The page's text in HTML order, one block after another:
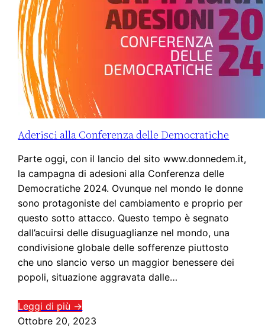
Aderisci alla Conferenza delle Democratiche
Parte oggi, con il lancio del sito www.donnedem.it,
la campagna di adesioni alla Conferenza delle
Democratiche 2024. Ovunque nel mondo le donne
sono protagoniste del cambiamento e proprio per
questo sotto attacco. Questo tempo è segnato
dall’acuirsi delle disuguaglianze nel mondo, una
condivisione globale delle sofferenze piuttosto
che uno slancio verso un maggior benessere dei
popoli, situazione aggravata dalle…
Leggi di più →
Ottobre 20, 2023